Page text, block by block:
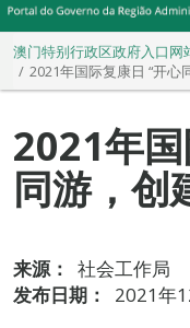
澳门特别行政区政府入口网
2021年国际复康日 “开心
2021年
同游，创
来源：
社会工作局
发布日期：
2021年